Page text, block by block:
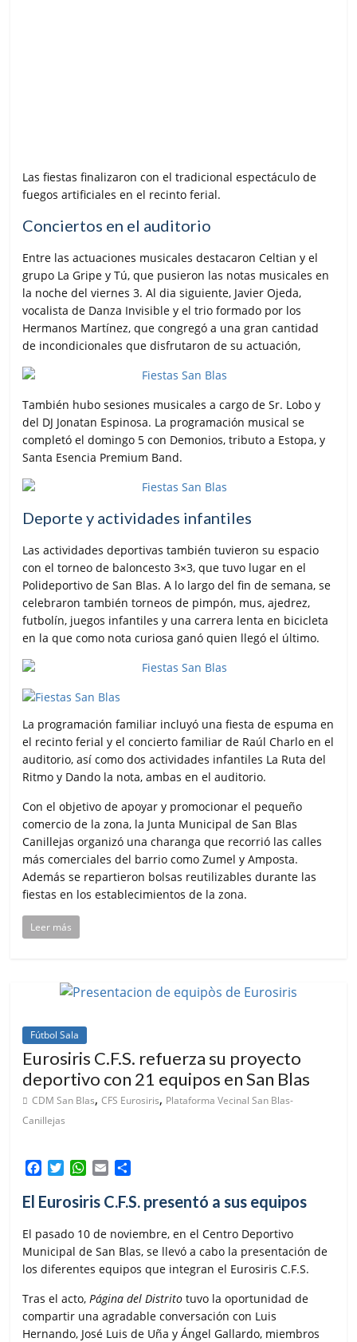
Las fiestas finalizaron con el tradicional espectáculo de
fuegos artificiales en el recinto ferial.
Conciertos en el auditorio
Entre las actuaciones musicales destacaron Celtian y el
grupo La Gripe y Tú, que pusieron las notas musicales en
la noche del viernes 3. Al dia siguiente, Javier Ojeda,
vocalista de Danza Invisible y el trio formado por los
Hermanos Martínez, que congregó a una gran cantidad
de incondicionales que disfrutaron de su actuación,
También hubo sesiones musicales a cargo de Sr. Lobo y
del DJ Jonatan Espinosa. La programación musical se
completó el domingo 5 con Demonios, tributo a Estopa, y
Santa Esencia Premium Band.
Deporte y actividades infantiles
Las actividades deportivas también tuvieron su espacio
con el torneo de baloncesto 3×3, que tuvo lugar en el
Polideportivo de San Blas. A lo largo del fin de semana, se
celebraron también torneos de pimpón, mus, ajedrez,
futbolín, juegos infantiles y una carrera lenta en bicicleta
en la que como nota curiosa ganó quien llegó el último.
La programación familiar incluyó una fiesta de espuma en
el recinto ferial y el concierto familiar de Raúl Charlo en el
auditorio, así como dos actividades infantiles La Ruta del
Ritmo y Dando la nota, ambas en el auditorio.
Con el objetivo de apoyar y promocionar el pequeño
comercio de la zona, la Junta Municipal de San Blas
Canillejas organizó una charanga que recorrió las calles
más comerciales del barrio como Zumel y Amposta.
Además se repartieron bolsas reutilizables durante las
fiestas en los establecimientos de la zona.
Leer más
Fútbol Sala
Eurosiris C.F.S. refuerza su proyecto
deportivo con 21 equipos en San Blas
CDM San Blas,CFS Eurosiris, Plataforma Vecinal San Blas-
Canillejas
c
b
o
o
i
t
e
r
W
a
s
A
p
a
l
m
a
r
t
r
El Eurosiris C.F.S. presentó a sus equipos
El pasado 10 de noviembre, en el Centro Deportivo
Municipal de San Blas, se llevó a cabo la presentación de
los diferentes equipos que integran el Eurosiris C.F.S.
Tras el acto,Página del Distrito tuvo la oportunidad de
compartir una agradable conversación con Luis
Hernando, José Luis de Uña y Ángel Gallardo, miembros